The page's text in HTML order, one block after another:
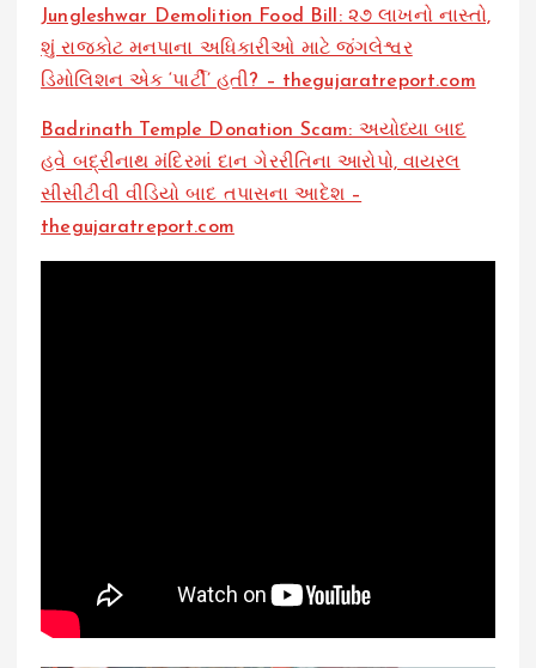
Jungleshwar Demolition Food Bill: ૨૭ લાખનો નાસ્તો,
શું રાજકોટ મનપાના અધિકારીઓ માટે જંગલેશ્વર
ડિમોલિશન એક ‘પાર્ટી’ હતી? – thegujaratreport.com
Badrinath Temple Donation Scam: અયોધ્યા બાદ
હવે બદ્રીનાથ મંદિરમાં દાન ગેરરીતિના આરોપો, વાયરલ
સીસીટીવી વીડિયો બાદ તપાસના આદેશ –
thegujaratreport.com